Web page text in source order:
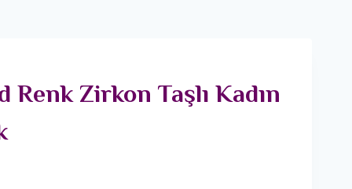
Renk Zirkon Taşlı Kadın